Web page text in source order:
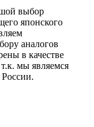
выбор
японского
аналогов
в качестве
мы являемся